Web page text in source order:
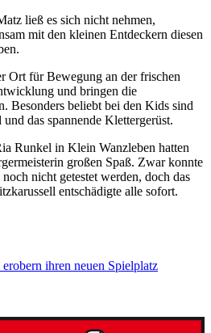
ließ es sich nicht nehmen,
mit den kleinen Entdeckern diesen
Ort für Bewegung an der frischen
und bringen die
Besonders beliebt bei den Kids sind
das spannende Klettergerüst.
Runkel in Klein Wanzleben hatten
großen Spaß. Zwar konnte
nicht getestet werden, doch das
entschädigte alle sofort.
ihren neuen Spielplatz